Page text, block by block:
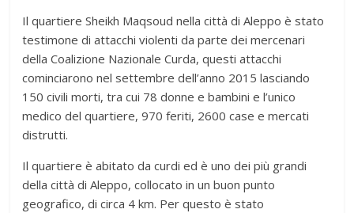
Il quartiere Sheikh Maqsoud nella città di Aleppo è stato
testimone di attacchi violenti da parte dei mercenari
della Coalizione Nazionale Curda, questi attacchi
cominciarono nel settembre dell’anno 2015 lasciando
150 civili morti, tra cui 78 donne e bambini e l’unico
medico del quartiere, 970 feriti, 2600 case e mercati
distrutti.
Il quartiere è abitato da curdi ed è uno dei più grandi
della città di Aleppo, collocato in un buon punto
geografico, di circa 4 km. Per questo è stato